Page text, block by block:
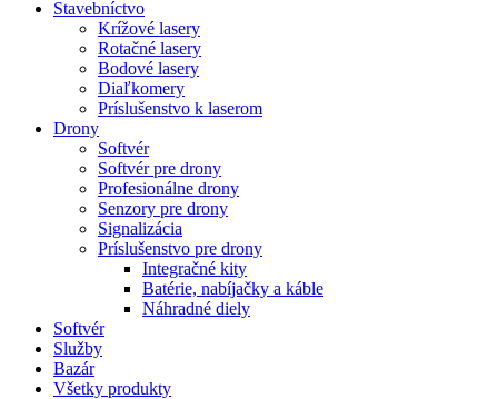
Stavebníctvo
Krížové lasery
Rotačné lasery
Bodové lasery
Diaľkomery
Príslušenstvo k laserom
Drony
Softvér
Softvér pre drony
Profesionálne drony
Senzory pre drony
Signalizácia
Príslušenstvo pre drony
Integračné kity
Batérie, nabíjačky a káble
Náhradné diely
Softvér
Služby
Bazár
Všetky produkty